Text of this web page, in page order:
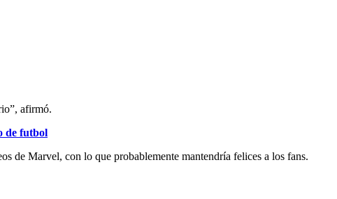
afirmó.
de futbol
de Marvel, con lo que probablemente mantendría felices a los fans.